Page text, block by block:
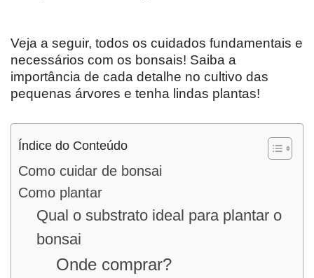
Veja a seguir, todos os cuidados fundamentais e
necessários com os bonsais! Saiba a
importância de cada detalhe no cultivo das
pequenas árvores e tenha lindas plantas!
Índice do Conteúdo
Como cuidar de bonsai
Como plantar
Qual o substrato ideal para plantar o
bonsai
Onde comprar?